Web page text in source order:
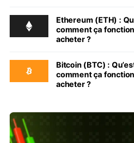
Ethereum (ETH) :
comment ça
acheter ?
Bitcoin (BTC) :
comment ça
acheter ?